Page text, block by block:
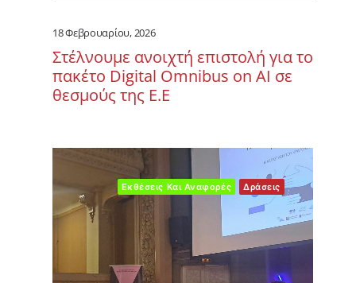
18 Φεβρουαρίου, 2026
Στέλνουμε ανοιχτή επιστολή για το
πακέτο Digital Omnibus on AI σε
θεσμούς της Ε.Ε
Εκθέσεις Και Αναφορές Δράσεις